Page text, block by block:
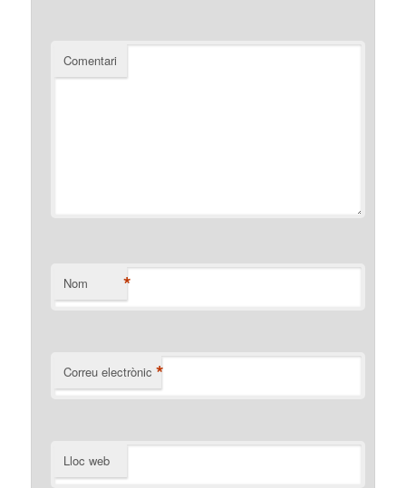
Comentari
Nom *
Correu electrònic *
Lloc web